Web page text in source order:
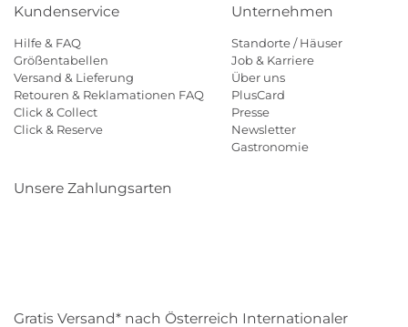
Kundenservice
Hilfe & FAQ
Größentabellen
Versand & Lieferung
Retouren & Reklamationen FAQ
Click & Collect
Click & Reserve
Unternehmen
Standorte / Häuser
Job & Karriere
Über uns
PlusCard
Presse
Newsletter
Gastronomie
Unsere Zahlungsarten
Gratis Versand* nach Österreich Internationaler